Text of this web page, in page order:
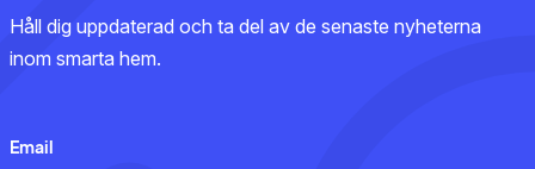
Håll dig uppdaterad och ta del av de senaste nyheterna
inom smarta hem.
Email